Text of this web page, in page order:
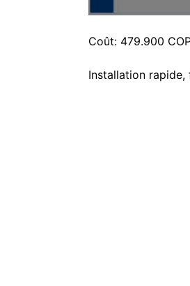
Coût: 479.900
Installation